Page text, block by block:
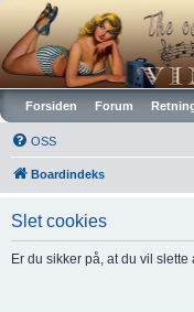
Vintagehifi.dk
Forsiden Forum
OSS
Boardindeks
Slet cookies
Er du sikker på, at du vil